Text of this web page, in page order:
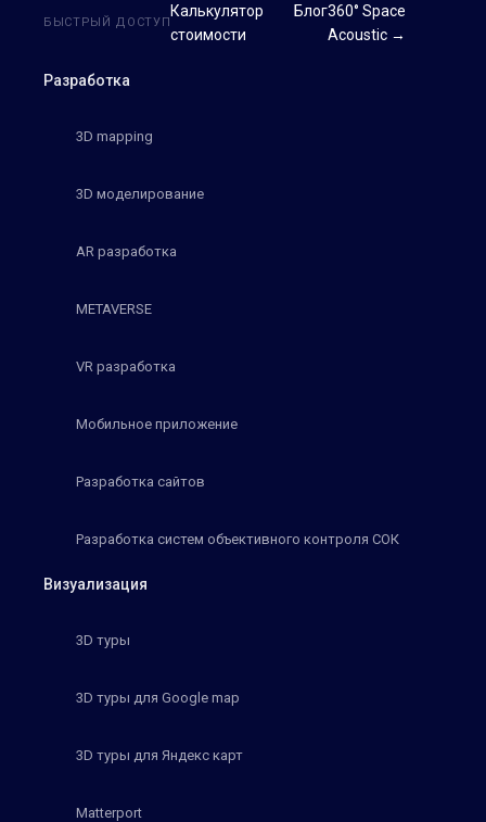
Разработка
3D mapping
3D моделирование
AR разработка
METAVERSE
VR разработка
Мобильное приложение
Разработка сайтов
Разработка систем объективного контроля СОК
Визуализация
3D туры
3D туры для Google map
3D туры для Яндекс карт
Matterport
БЫСТРЫЙ ДОСТУП
Калькулятор
стоимости
Блог360° Space
Acoustic →